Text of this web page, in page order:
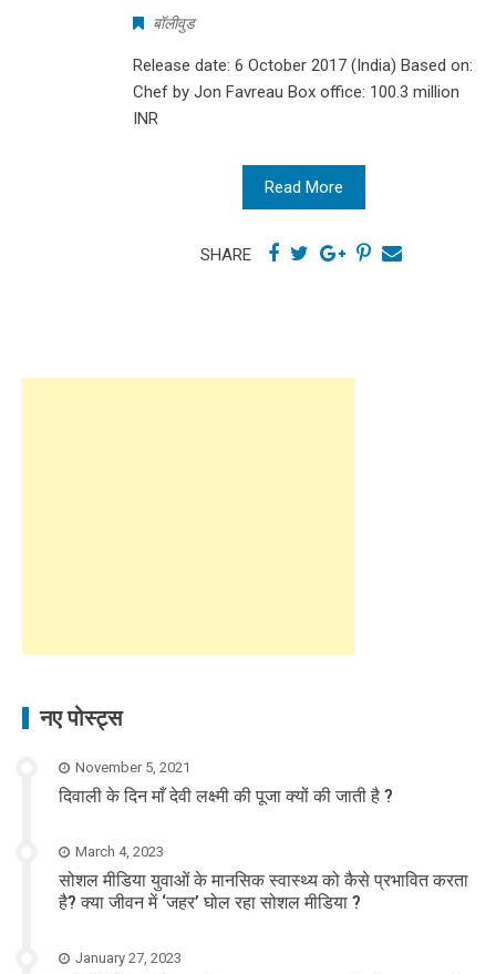
बॉलीवुड
Release date: 6 October 2017 (India) Based on:
Chef by Jon Favreau Box office: 100.3 million
INR
Read More
SHARE
नए पोस्ट्स
November 5, 2021
दिवाली के दिन माँ देवी लक्ष्मी की पूजा क्यों की जाती है ?
March 4, 2023
सोशल मीडिया युवाओं के मानसिक स्वास्थ्य को कैसे प्रभावित करता
है? क्या जीवन में ‘जहर’ घोल रहा सोशल मीडिया ?
January 27, 2023